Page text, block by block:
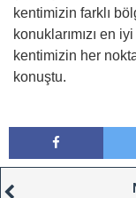
kentimizin farklı
konuklarımızı en
kentimizin her
konuştu.